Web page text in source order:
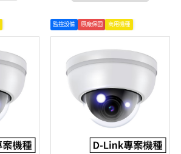
監控設備 原廠保固 商用機種